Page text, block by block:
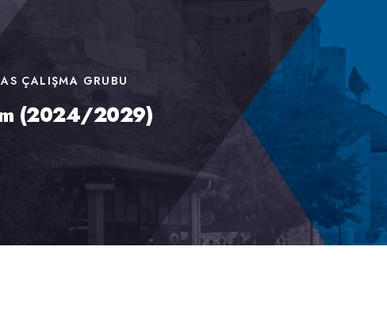
ÇALIŞMA GRUBU
(2024/2029)